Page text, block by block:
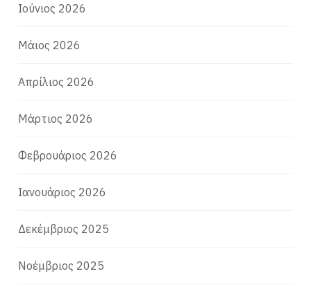
Ιούνιος 2026
Μάιος 2026
Απρίλιος 2026
Μάρτιος 2026
Φεβρουάριος 2026
Ιανουάριος 2026
Δεκέμβριος 2025
Νοέμβριος 2025